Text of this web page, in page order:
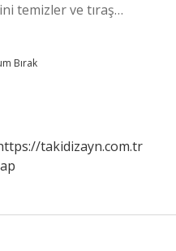
temizler ve tıraş…
Bırak
takidizayn.com.tr